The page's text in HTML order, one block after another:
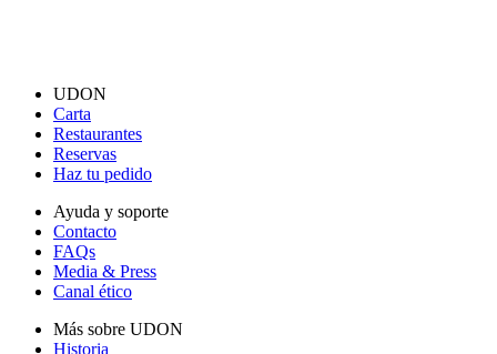
UDON
Carta
Restaurantes
Reservas
Haz tu pedido
Ayuda y soporte
Contacto
FAQs
Media & Press
Canal ético
Más sobre UDON
Historia